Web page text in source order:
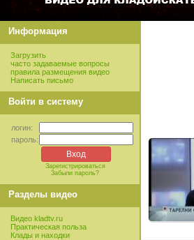
Информация
Загрузить
часто задаваемые вопросы
правила размещения видео
Написать письмо
Войти в систему
логин:
пароль:
Зарегистрироваться
Забыли пароль?
Разделы видео
Видео kladtv.ru
Практическая польза
Клады и находки